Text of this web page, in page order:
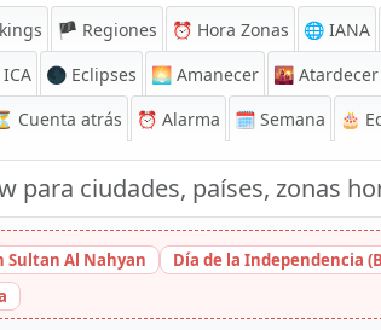
🏴 Regiones ⏰ Hora Zonas 🌐 IANA
ICA 🌑 Eclipses 🌅 Amanecer 🌇 Atardecer
Cuenta atrás ⏰ Alarma 🗓️ Semana 🎂
Sultan Al Nahyan Día de la Independencia